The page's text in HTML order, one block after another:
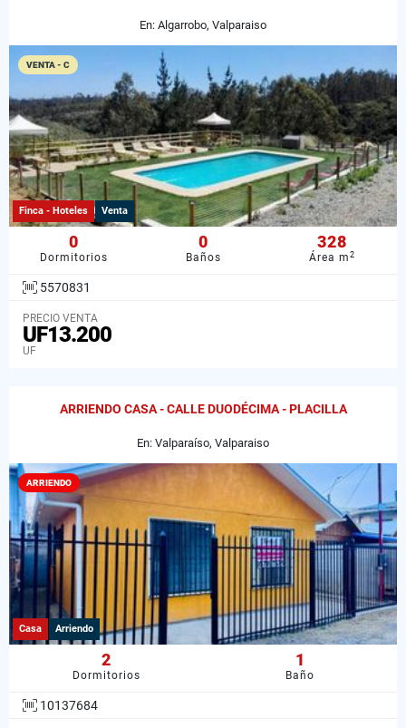
En: Algarrobo, Valparaiso
VENTA - C
Finca - Hoteles Venta
0
Dormitorios
0
Baños
328
Área m2
5570831
PRECIO VENTA
UF13.200
UF
ARRIENDO CASA - CALLE DUODÉCIMA - PLACILLA
En: Valparaíso, Valparaiso
ARRIENDO
Casa Arriendo
2
Dormitorios
1
Baño
10137684